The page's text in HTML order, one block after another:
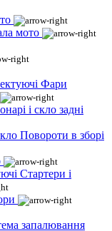
мото
Фари
і скло задні
Повороти в зборі
Стартери і
запалювання